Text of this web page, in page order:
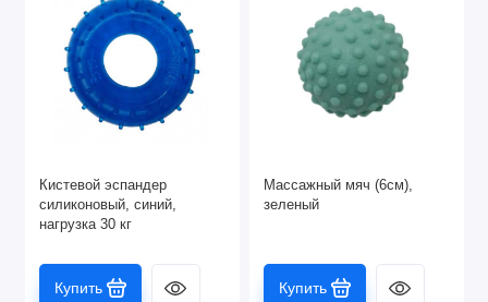
Кистевой эспандер
силиконовый, синий,
нагрузка 30 кг
Купить
Массажный мяч (6см),
зеленый
Купить